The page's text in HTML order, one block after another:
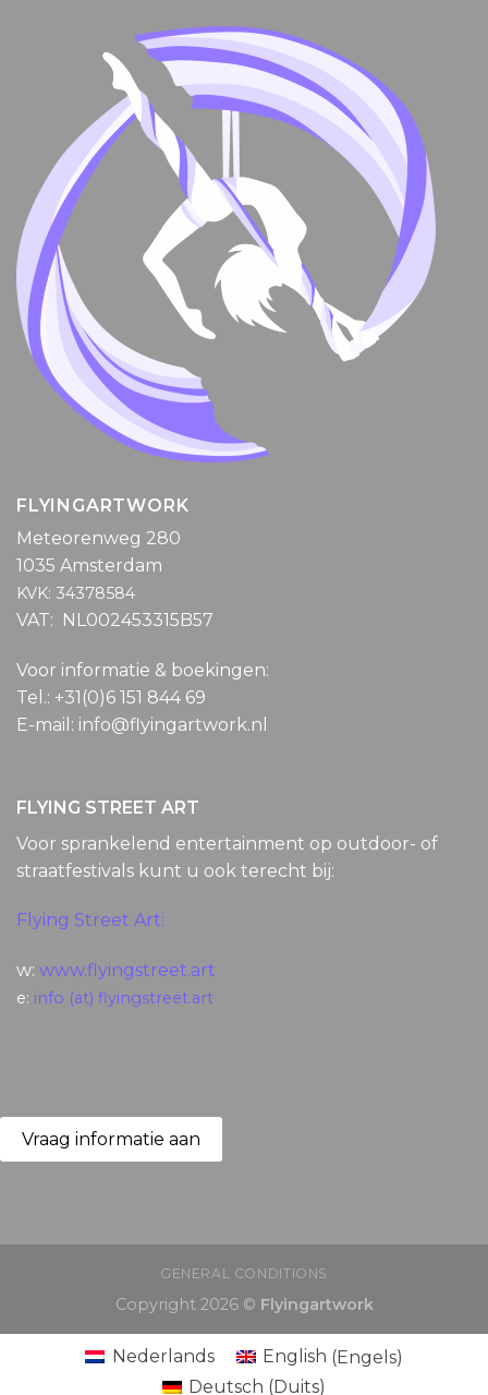
FLYINGARTWORK
Meteorenweg 280
1035 Amsterdam
KVK: 34378584
VAT: NL002453315B57
Voor informatie & boekingen:
Tel.: +31(0)6 151 844 69
E-mail: info@flyingartwork.nl
FLYING STREET ART
Voor sprankelend entertainment op outdoor- of
straatfestivals kunt u ook terecht bij:
Flying Street Art:
w: www.flyingstreet.art
e: info (at) flyingstreet.art
Vraag informatie aan
GENERAL CONDITIONS
Copyright 2026 © Flyingartwork
Nederlands English (Engels)
Deutsch (Duits)